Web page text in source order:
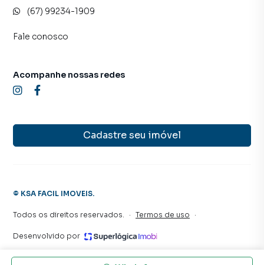
(67) 99234-1909
Fale conosco
Cadastre seu imóvel
Acompanhe nossas redes
© KSA FACIL IMOVEIS.
Todos os direitos reservados. · Termos de uso ·
Desenvolvido por